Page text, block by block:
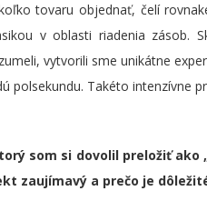
tovaru objednať, čelí
v oblasti riadenia
vytvorili sme unikátne
polsekundu. Takéto intenzívne
som si dovolil preložiť
zaujímavý a prečo je